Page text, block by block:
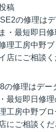
稿
の修理は
・最短即日
理工房中野ブ
店にご相談く
の修理はデー
最短即日修理
工房中野ブロ
にご相談くだ